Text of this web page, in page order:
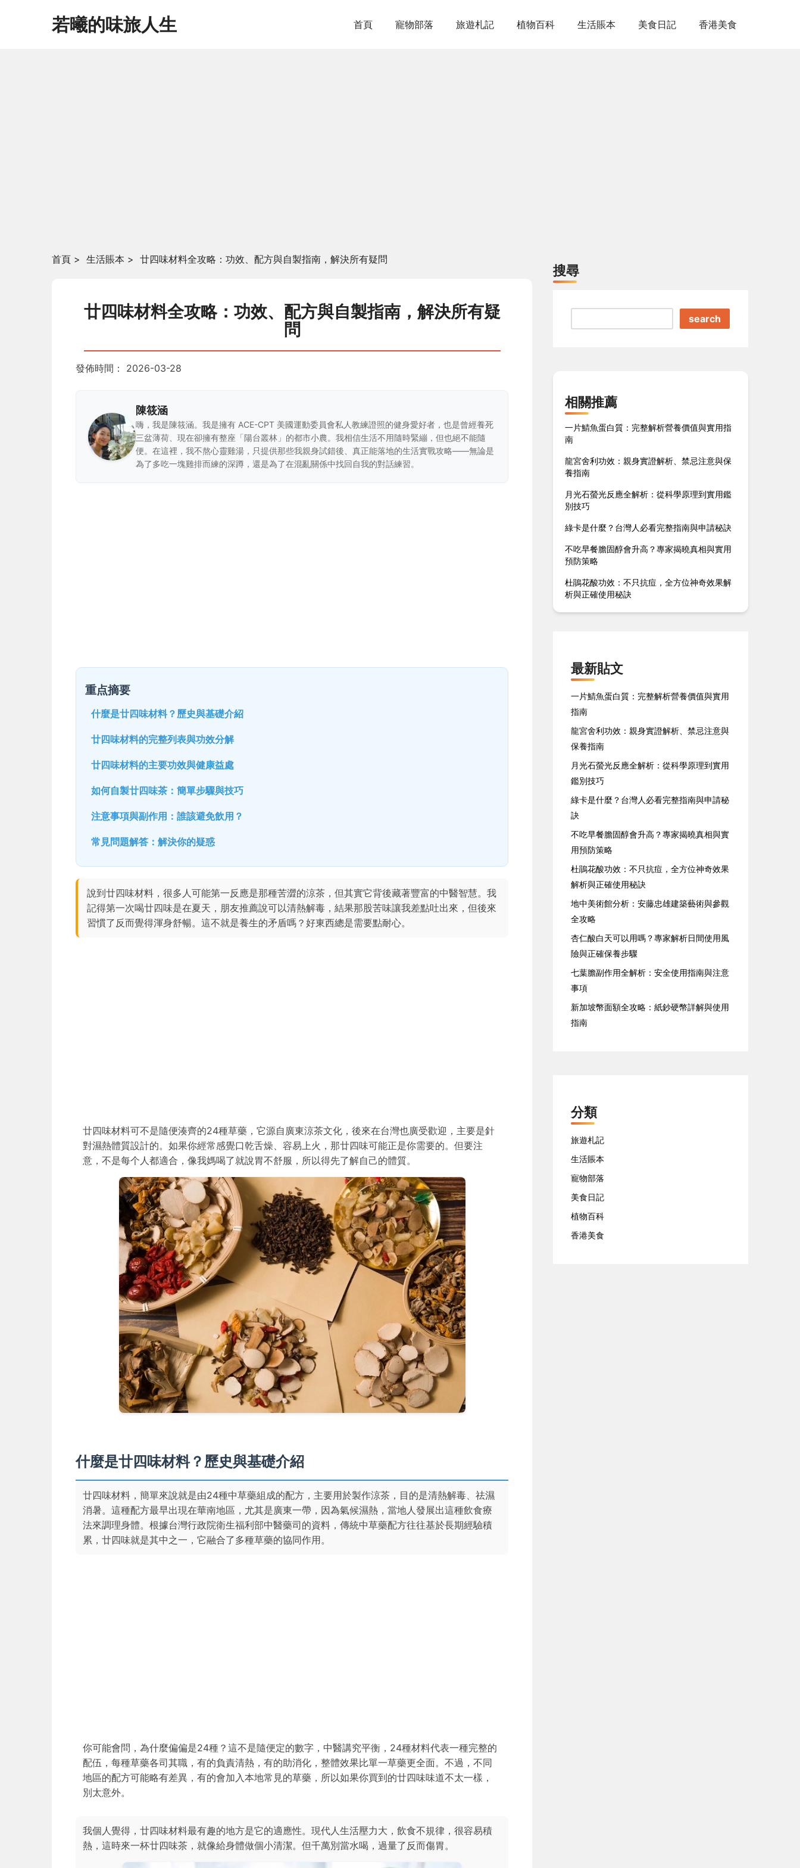
若曦的味旅人生 首頁 寵物部落 旅遊札記 植物百科 生活賬本 美食日記 香港美食
首頁 > 生活賬本 > 廿四味材料全攻略：功效、配方與自製指南，解決所有疑問
廿四味材料全攻略：功效、配方與自製指南，解決所有疑
問
發佈時間： 2026-03-28
陳筱涵
嗨，我是陳筱涵。我是擁有 ACE-CPT 美國運動委員會私人教練證照的健身愛好者，也是曾經養死
三盆薄荷、現在卻擁有整座「陽台叢林」的都市小農。我相信生活不用隨時緊繃，但也絕不能隨
便。在這裡，我不熬心靈雞湯，只提供那些我親身試錯後、真正能落地的生活實戰攻略——無論是
為了多吃一塊雞排而練的深蹲，還是為了在混亂關係中找回自我的對話練習。
重点摘要
什麼是廿四味材料？歷史與基礎介紹
廿四味材料的完整列表與功效分解
廿四味材料的主要功效與健康益處
如何自製廿四味茶：簡單步驟與技巧
注意事項與副作用：誰該避免飲用？
常見問題解答：解決你的疑惑
說到廿四味材料，很多人可能第一反應是那種苦澀的涼茶，但其實它背後藏著豐富的中醫智慧。我
記得第一次喝廿四味是在夏天，朋友推薦說可以清熱解毒，結果那股苦味讓我差點吐出來，但後來
習慣了反而覺得渾身舒暢。這不就是養生的矛盾嗎？好東西總是需要點耐心。
廿四味材料可不是隨便湊齊的24種草藥，它源自廣東涼茶文化，後來在台灣也廣受歡迎，主要是針
對濕熱體質設計的。如果你經常感覺口乾舌燥、容易上火，那廿四味可能正是你需要的。但要注
意，不是每个人都適合，像我媽喝了就說胃不舒服，所以得先了解自己的體質。
什麼是廿四味材料？歷史與基礎介紹
廿四味材料，簡單來說就是由24種中草藥組成的配方，主要用於製作涼茶，目的是清熱解毒、祛濕
消暑。這種配方最早出現在華南地區，尤其是廣東一帶，因為氣候濕熱，當地人發展出這種飲食療
法來調理身體。根據台灣行政院衛生福利部中醫藥司的資料，傳統中草藥配方往往基於長期經驗積
累，廿四味就是其中之一，它融合了多種草藥的協同作用。
你可能會問，為什麼偏偏是24種？這不是隨便定的數字，中醫講究平衡，24種材料代表一種完整的
配伍，每種草藥各司其職，有的負責清熱，有的助消化，整體效果比單一草藥更全面。不過，不同
地區的配方可能略有差異，有的會加入本地常見的草藥，所以如果你買到的廿四味味道不太一樣，
別太意外。
我個人覺得，廿四味材料最有趣的地方是它的適應性。現代人生活壓力大，飲食不規律，很容易積
熱，這時來一杯廿四味茶，就像給身體做個小清潔。但千萬別當水喝，過量了反而傷胃。
搜尋
search
相關推薦
一片鯖魚蛋白質：完整解析營養價值與實用指
南
龍宮舍利功效：親身實證解析、禁忌注意與保
養指南
月光石螢光反應全解析：從科學原理到實用鑑
別技巧
綠卡是什麼？台灣人必看完整指南與申請秘訣
不吃早餐膽固醇會升高？專家揭曉真相與實用
預防策略
杜鵑花酸功效：不只抗痘，全方位神奇效果解
析與正確使用秘訣
最新貼文
一片鯖魚蛋白質：完整解析營養價值與實用
指南
龍宮舍利功效：親身實證解析、禁忌注意與
保養指南
月光石螢光反應全解析：從科學原理到實用
鑑別技巧
綠卡是什麼？台灣人必看完整指南與申請秘
訣
不吃早餐膽固醇會升高？專家揭曉真相與實
用預防策略
杜鵑花酸功效：不只抗痘，全方位神奇效果
解析與正確使用秘訣
地中美術館分析：安藤忠雄建築藝術與參觀
全攻略
杏仁酸白天可以用嗎？專家解析日間使用風
險與正確保養步驟
七葉膽副作用全解析：安全使用指南與注意
事項
新加坡幣面額全攻略：紙鈔硬幣詳解與使用
指南
分類
旅遊札記
生活賬本
寵物部落
美食日記
植物百科
香港美食